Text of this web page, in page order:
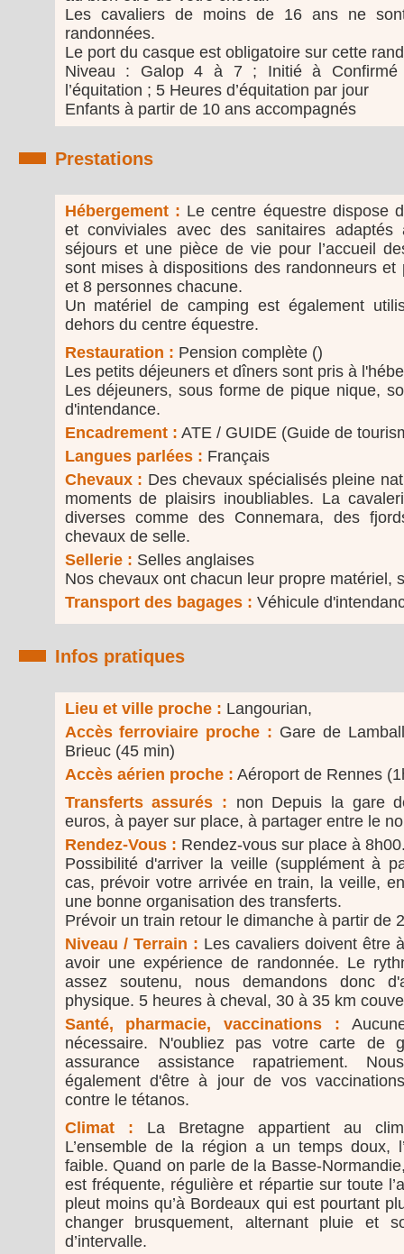
Les cavaliers de moins de 16 ans ne
randonnées.
Le port du casque est obligatoire sur cette
Niveau : Galop 4 à 7 ; Initié à Confirmé
l’équitation ; 5 Heures d’équitation par jour
Enfants à partir de 10 ans accompagnés
Prestations
Hébergement : Le centre équestre dispose
et conviviales avec des sanitaires adaptés
séjours et une pièce de vie pour l’accueil
sont mises à dispositions des randonneurs
et 8 personnes chacune.
Un matériel de camping est également
dehors du centre équestre.
Restauration : Pension complète ()
Les petits déjeuners et dîners sont pris à
Les déjeuners, sous forme de pique nique,
d'intendance.
Encadrement : ATE / GUIDE (Guide de
Langues parlées : Français
Chevaux : Des chevaux spécialisés pleine
moments de plaisirs inoubliables. La
diverses comme des Connemara, des
chevaux de selle.
Sellerie : Selles anglaises
Nos chevaux ont chacun leur propre matériel,
Transport des bagages : Véhicule
Infos pratiques
Lieu et ville proche : Langourian,
Accès ferroviaire proche : Gare de
Brieuc (45 min)
Accès aérien proche : Aéroport de Rennes
Transferts assurés : non Depuis la gare
euros, à payer sur place, à partager entre le
Rendez-Vous : Rendez-vous sur place à
Possibilité d'arriver la veille (supplément à
cas, prévoir votre arrivée en train, la veille,
une bonne organisation des transferts.
Prévoir un train retour le dimanche à partir de
Niveau / Terrain : Les cavaliers doivent être
avoir une expérience de randonnée. Le
assez soutenu, nous demandons donc
physique. 5 heures à cheval, 30 à 35 km
Santé, pharmacie, vaccinations :
nécessaire. N'oubliez pas votre carte de
assurance assistance rapatriement.
également d'être à jour de vos
contre le tétanos.
Climat : La Bretagne appartient au
L’ensemble de la région a un temps doux,
faible. Quand on parle de la Basse-
est fréquente, régulière et répartie sur toute
pleut moins qu’à Bordeaux qui est pourtant
changer brusquement, alternant pluie et
d’intervalle.